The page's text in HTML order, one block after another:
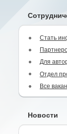
Стать
Для
Отдел
Все
Новости